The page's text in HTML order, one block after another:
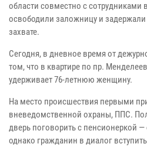
области совместно с
освободили заложницу и
захвате.
Сегодня, в дневное время от
том, что в квартире по пр.
удерживает 76-летнюю женщину.
На место происшествия первыми
вневедомственной охраны, ППС.
дверь поговорить с пенсионеркой
однако гражданин в диалог